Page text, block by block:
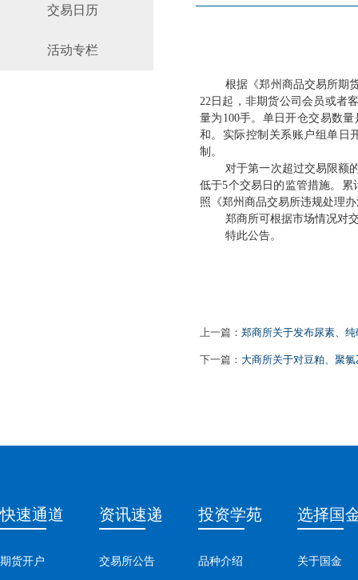
交易日历
活动专栏
根据《郑州商品交易所期
22日起，非期货公司会员或者
量为100手。单日开仓交易数
和。实际控制关系账户组单日
制。
对于第一次超过交易限额
低于5个交易日的监管措施。
照《郑州商品交易所违规处理
郑商所可根据市场情况对
特此公告。
上一篇： 郑商所关于发布尿素、
下一篇： 大商所关于对豆粕、聚
快速通道
期货开户
资讯速递
交易所公告
投资学苑
品种介绍
选择国
关于国金